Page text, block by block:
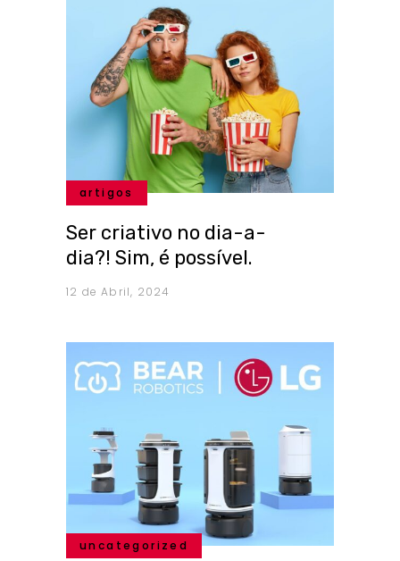
artigos
Ser criativo no dia-a-
dia?! Sim, é possível.
12 de Abril, 2024
uncategorized